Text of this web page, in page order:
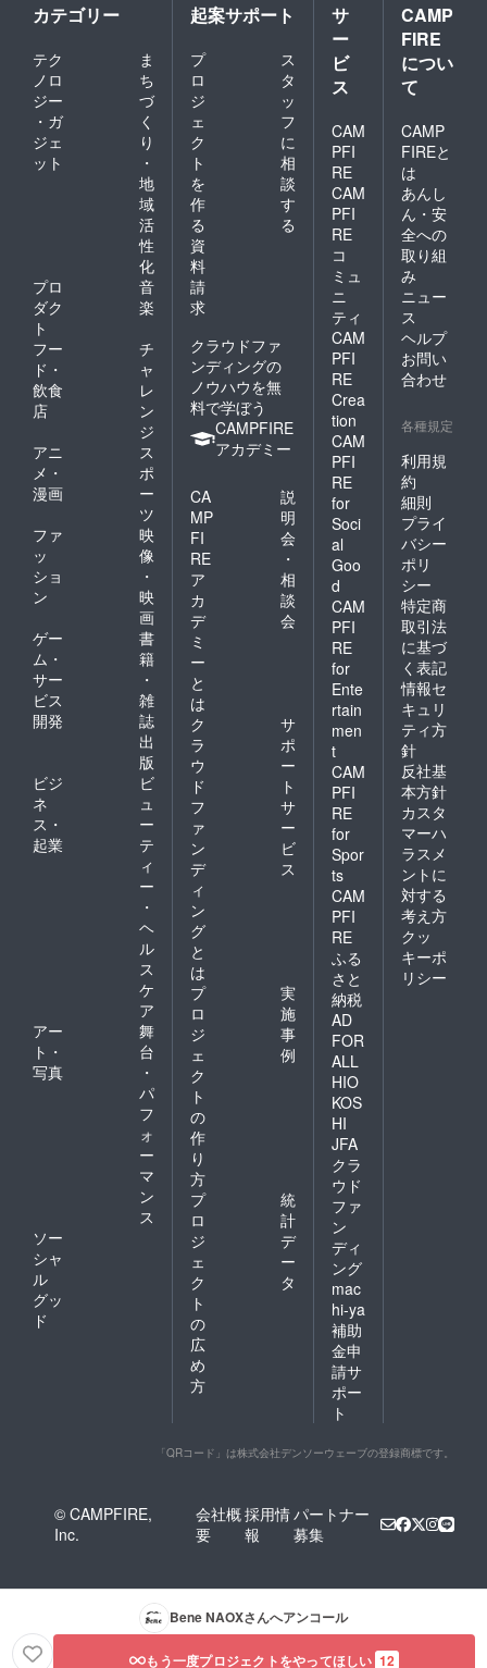
カテゴリー
テク
ノロ
ジー
・ガ
ジェ
ット
ま
ち
づ
く
り
・
地
域
活
性
化
プロ
ダク
ト
音
楽
フー
ド・
飲食
店
チ
ャ
レ
ン
ジ
アニ
メ・
漫画
ス
ポ
ー
ツ
ファ
ッ
ショ
ン
映
像
・
映
画
ゲー
ム・
サー
ビス
開発
書
籍
・
雑
誌
出
版
ビジ
ネ
ス・
起業
ビ
ュ
ー
テ
ィ
ー
・
ヘ
ル
ス
ケ
ア
アー
ト・
写真
舞
台
・
パ
フ
ォ
ー
マ
ン
ス
ソー
シャ
ル
グッ
ド
起案サポート
プ
ロ
ジ
ェ
ク
ト
を
作
る
ス
タ
ッ
フ
に
相
談
す
る
資
料
請
求
クラウドファ
ンディングの
ノウハウを無
料で学ぼう
CAMPFIRE
アカデミー
CA
MP
FI
RE
ア
カ
デ
ミ
ー
と
は
説
明
会
・
相
談
会
ク
ラ
ウ
ド
フ
ァ
ン
デ
ィ
ン
グ
と
は
サ
ポ
ー
ト
サ
ー
ビ
ス
プ
ロ
ジ
ェ
ク
ト
の
作
り
方
実
施
事
例
プ
ロ
ジ
ェ
ク
ト
の
広
め
方
統
計
デ
ー
タ
サ
ー
ビ
ス
CAM
PFI
RE
CAM
PFI
RE
コ
ミュ
ニ
ティ
CAM
PFI
RE
Crea
tion
CAM
PFI
RE
for
Soci
al
Goo
d
CAM
PFI
RE
for
Ente
rtain
men
t
CAM
PFI
RE
for
Spor
ts
CAM
PFI
RE
ふる
さと
納税
AD
FOR
ALL
HIO
KOS
HI
JFA
クラ
ウド
ファ
ン
ディ
ング
mac
hi-ya
補助
金申
請サ
ポー
ト
CAMP
FIRE
につい
て
CAMP
FIREと
は
あんし
ん・安
全への
取り組
み
ニュー
ス
ヘルプ
お問い
合わせ
各種規定
利用規
約
細則
プライ
バシー
ポリ
シー
特定商
取引法
に基づ
く表記
情報セ
キュリ
ティ方
針
反社基
本方針
カスタ
マーハ
ラスメ
ントに
対する
考え方
クッ
キーポ
リシー
「QRコード」は株式会社デンソーウェーブの登録商標です。
© CAMPFIRE,
Inc.
会社概
要
採用情
報
パートナー
募集
Bene NAOXさんへアンコール
もう一度プロジェクトをやってほしい 12